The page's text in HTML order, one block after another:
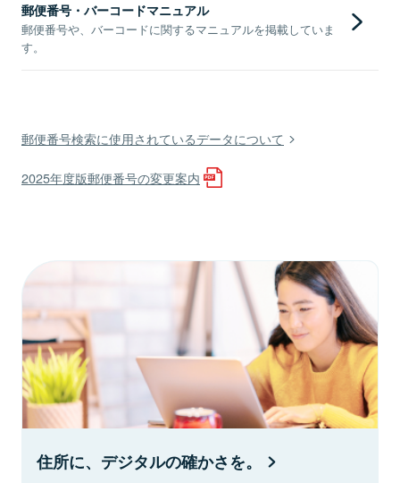
郵便番号・バーコードマニュアル
郵便番号や、バーコードに関するマニュアルを掲載していま
す。
郵便番号検索に使用されているデータについて
2025年度版郵便番号の変更案内
住所に、デジタルの確かさを。